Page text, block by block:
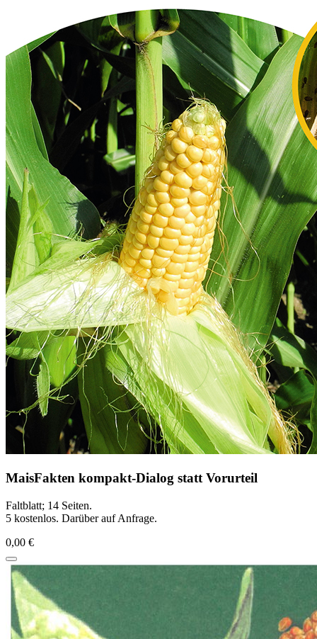
MaisFakten kompakt-Dialog statt Vorurteil
Faltblatt; 14 Seiten.
5 kostenlos. Darüber auf Anfrage.
0,00 €